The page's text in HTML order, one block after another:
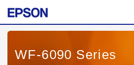
WF-6090 Series